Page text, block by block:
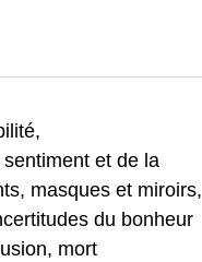
et de la
masques et miroirs,
du bonheur
mort